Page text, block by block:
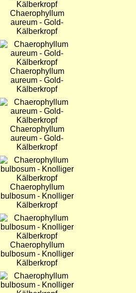
Chaerophyllum
aureum - Gold-
Kälberkropf
Bild
Chaerophyllum
aureum - Gold-
Kälberkropf
Bild
Chaerophyllum
aureum - Gold-
Kälberkropf
Bild
Chaerophyllum
bulbosum - Knolliger
Kälberkropf
Bild
Chaerophyllum
bulbosum - Knolliger
Kälberkropf
Bild